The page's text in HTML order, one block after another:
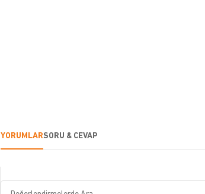
YORUMLARSORU & CEVAP